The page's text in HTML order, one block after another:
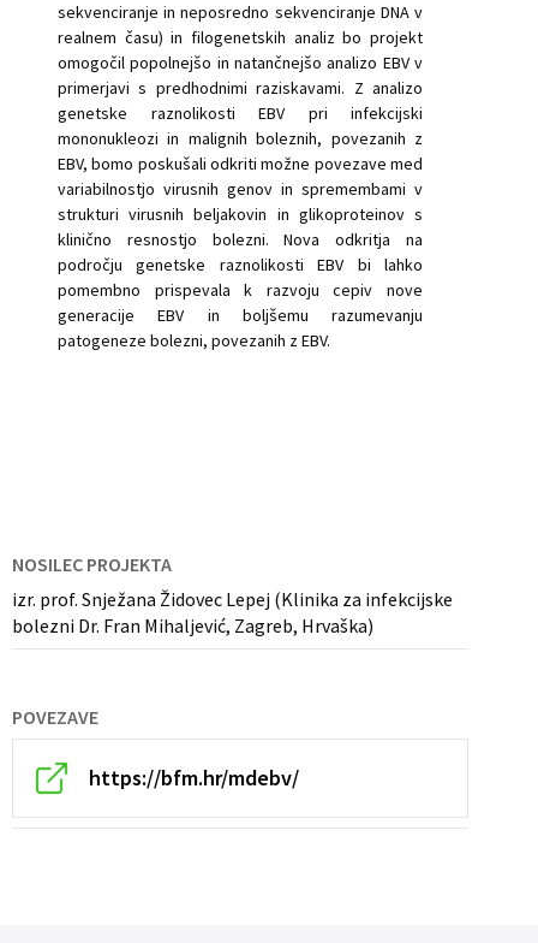
sekvenciranje in neposredno sekvenciranje DNA v
realnem času) in filogenetskih analiz bo projekt
omogočil popolnejšo in natančnejšo analizo EBV v
primerjavi s predhodnimi raziskavami. Z analizo
genetske raznolikosti EBV pri infekcijski
mononukleozi in malignih boleznih, povezanih z
EBV, bomo poskušali odkriti možne povezave med
variabilnostjo virusnih genov in spremembami v
strukturi virusnih beljakovin in glikoproteinov s
klinično resnostjo bolezni. Nova odkritja na
področju genetske raznolikosti EBV bi lahko
pomembno prispevala k razvoju cepiv nove
generacije EBV in boljšemu razumevanju
patogeneze bolezni, povezanih z EBV.
NOSILEC PROJEKTA
izr. prof. Snježana Židovec Lepej (Klinika za infekcijske
bolezni Dr. Fran Mihaljević, Zagreb, Hrvaška)
POVEZAVE
https://bfm.hr/mdebv/